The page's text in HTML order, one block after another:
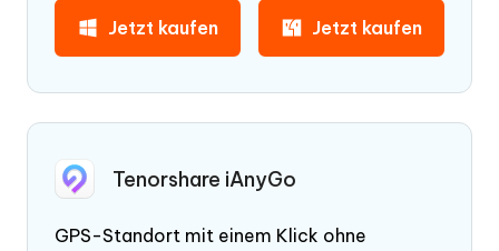
Jetzt kaufen Jetzt kaufen
Tenorshare iAnyGo
GPS-Standort mit einem Klick ohne